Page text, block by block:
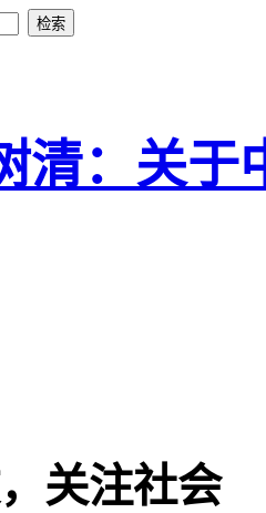
清：关于
关注社会